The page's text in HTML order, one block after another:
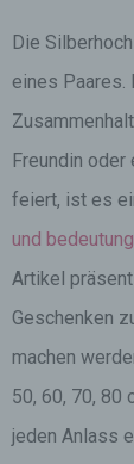
Die
eines Paares.
Freundin
feiert, ist es
und
Artikel
Geschenken
machen
50, 60, 70, 80
jeden Anlass